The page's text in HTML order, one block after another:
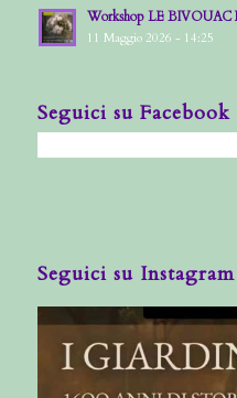
Workshop LE
11 Maggio 2026 - 14:25
Seguici su Facebook
Seguici su Instagram